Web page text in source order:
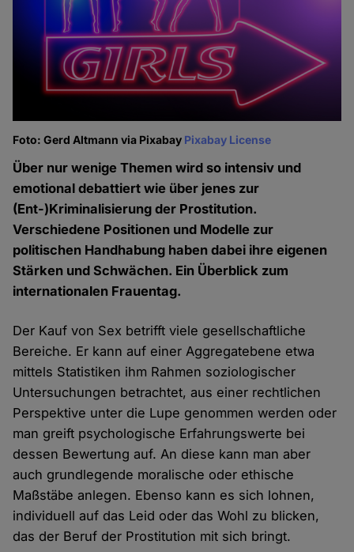
Foto: Gerd Altmann via Pixabay Pixabay License
Über nur wenige Themen wird so intensiv und
emotional debattiert wie über jenes zur
(Ent-)Kriminalisierung der Prostitution.
Verschiedene Positionen und Modelle zur
politischen Handhabung haben dabei ihre eigenen
Stärken und Schwächen. Ein Überblick zum
internationalen Frauentag.
Der Kauf von Sex betrifft viele gesellschaftliche
Bereiche. Er kann auf einer Aggregatebene etwa
mittels Statistiken ihm Rahmen soziologischer
Untersuchungen betrachtet, aus einer rechtlichen
Perspektive unter die Lupe genommen werden oder
man greift psychologische Erfahrungswerte bei
dessen Bewertung auf. An diese kann man aber
auch grundlegende moralische oder ethische
Maßstäbe anlegen. Ebenso kann es sich lohnen,
individuell auf das Leid oder das Wohl zu blicken,
das der Beruf der Prostitution mit sich bringt.